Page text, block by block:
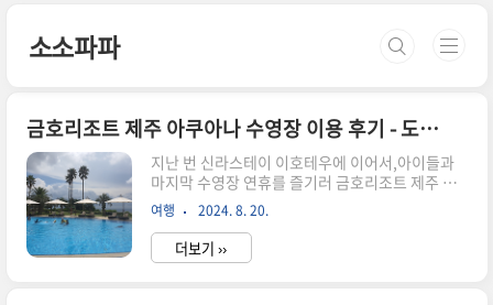
소소파파
금호리조트 제주 아쿠아나 수영장 이용 후기 - 도민할인
지난 번 신라스테이 이호테우에 이어서,아이들과
마지막 수영장 연휴를 즐기러 금호리조트 제주 수
영장 아쿠아나를 방문 했습니다. 결론적으로 얘기
하면,자녀들과 놀기에는 신라스테이 보다는 훨씬
좋았습니다. 무엇보다 신라스테이 보다 탈의실도
넓고 사우나고 갖춰져 있어서,와이프가 너무나도
여행 2024. 8. 20.
더보기 ››